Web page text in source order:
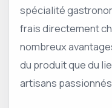
spécialité
frais directement
nombreux
du produit que du
artisans